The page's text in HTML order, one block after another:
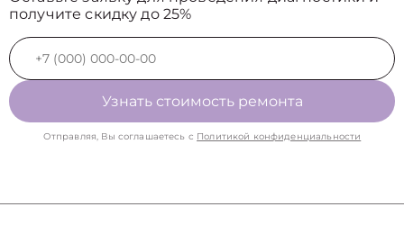
получите скидку до 25%
Узнать стоимость ремонта
Отправляя, Вы соглашаетесь с Политикой конфиденциальности